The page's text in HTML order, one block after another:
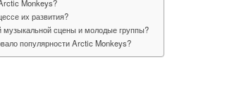
Monkeys?
их развития?
музыкальной сцены и молодые группы?
популярности Arctic Monkeys?